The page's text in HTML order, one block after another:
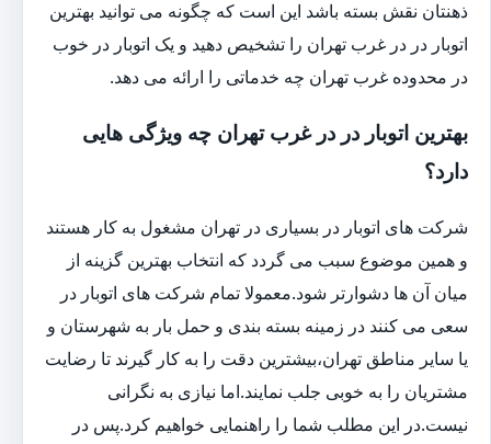
ذهنتان نقش بسته باشد این است که چگونه می توانید بهترین
اتوبار در در غرب تهران را تشخیص دهید و یک اتوبار در خوب
در محدوده غرب تهران چه خدماتی را ارائه می دهد.
بهترین اتوبار در در غرب تهران چه ویژگی هایی
دارد؟
شرکت های اتوبار در بسیاری در تهران مشغول به کار هستند
و همین موضوع سبب می گردد که انتخاب بهترین گزینه از
میان آن ها دشوارتر شود.معمولا تمام شرکت های اتوبار در
سعی می کنند در زمینه بسته بندی و حمل بار به شهرستان و
یا سایر مناطق تهران،بیشترین دقت را به کار گیرند تا رضایت
مشتریان را به خوبی جلب نمایند.اما نیازی به نگرانی
نیست.در این مطلب شما را راهنمایی خواهیم کرد.پس در